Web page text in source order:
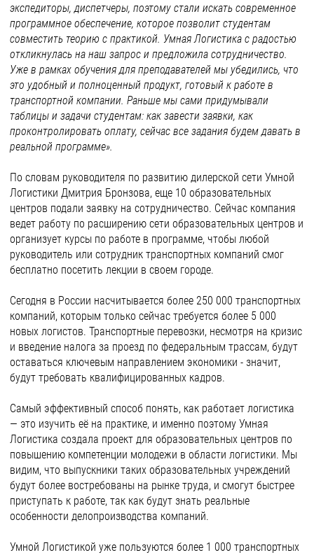
экспедиторы, диспетчеры, поэтому стали искать современное
программное обеспечение, которое позволит студентам
совместить теорию с практикой. Умная Логистика с радостью
откликнулась на наш запрос и предложила сотрудничество.
Уже в рамках обучения для преподавателей мы убедились, что
это удобный и полноценный продукт, готовый к работе в
транспортной компании. Раньше мы сами придумывали
таблицы и задачи студентам: как завести заявки, как
проконтролировать оплату, сейчас все задания будем давать в
реальной программе».
По словам руководителя по развитию дилерской сети Умной
Логистики Дмитрия Бронзова, еще 10 образовательных
центров подали заявку на сотрудничество. Сейчас компания
ведет работу по расширению сети образовательных центров и
организует курсы по работе в программе, чтобы любой
руководитель или сотрудник транспортных компаний смог
бесплатно посетить лекции в своем городе.
Сегодня в России насчитывается более 250 000 транспортных
компаний, которым только сейчас требуется более 5 000
новых логистов. Транспортные перевозки, несмотря на кризис
и введение налога за проезд по федеральным трассам, будут
оставаться ключевым направлением экономики - значит,
будут требовать квалифицированных кадров.
Самый эффективный способ понять, как работает логистика
— это изучить её на практике, и именно поэтому Умная
Логистика создала проект для образовательных центров по
повышению компетенции молодежи в области логистики. Мы
видим, что выпускники таких образовательных учреждений
будут более востребованы на рынке труда, и смогут быстрее
приступать к работе, так как будут знать реальные
особенности делопроизводства компаний.
Умной Логистикой уже пользуются более 1 000 транспортных